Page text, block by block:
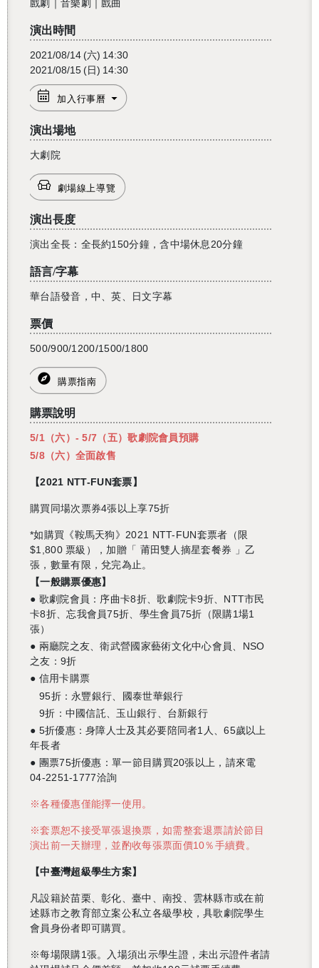
戲劇｜音樂劇｜戲曲
演出時間
2021/08/14 (六) 14:30
2021/08/15 (日) 14:30
加入行事曆
演出場地
大劇院
劇場線上導覽
演出長度
演出全長：全長約150分鐘，含中場休息20分鐘
語言/字幕
華台語發音，中、英、日文字幕
票價
500/900/1200/1500/1800
購票指南
購票說明
5/1（六）- 5/7（五）歌劇院會員預購
5/8（六）全面啟售
【2021 NTT-FUN套票】
購買同場次票券4張以上享75折
*如購買《鞍馬天狗》 2021 NTT-FUN套票者（限
$1,800票級），加贈「 莆田雙人摘星套餐券
」乙
張，數量有限，兌完為止。
【一般購票優惠】
● 歌劇院會員：序曲卡8折、歌劇院卡9折、NTT市民
卡8折、忘我會員75折、學生會員75折（限購1場1
張）
● 兩廳院之友、衛武營國家藝術文化中心會員、NSO
之友：9折
● 信用卡購票
95折：永豐銀行、國泰世華銀行
9折：中國信託、玉山銀行、台新銀行
● 5折優惠：身障人士及其必要陪同者1人、65歲以上
年長者
● 團票75折優惠：單一節目購買20張以上，請來電
04-2251-1777洽詢
※各種優惠僅能擇一使用。
※套票恕不接受單張退換票，如需整套退票請於節目
演出前一天辦理，並酌收每張票面價10％手續費。
【中臺灣超級學生方案】
凡設籍於苗栗、彰化、臺中、南投、雲林縣市或在前
述縣市之教育部立案公私立各級學校，具歌劇院學生
會員身份者即可購買。
※每場限購1張。入場須出示學生證，未出示證件者請